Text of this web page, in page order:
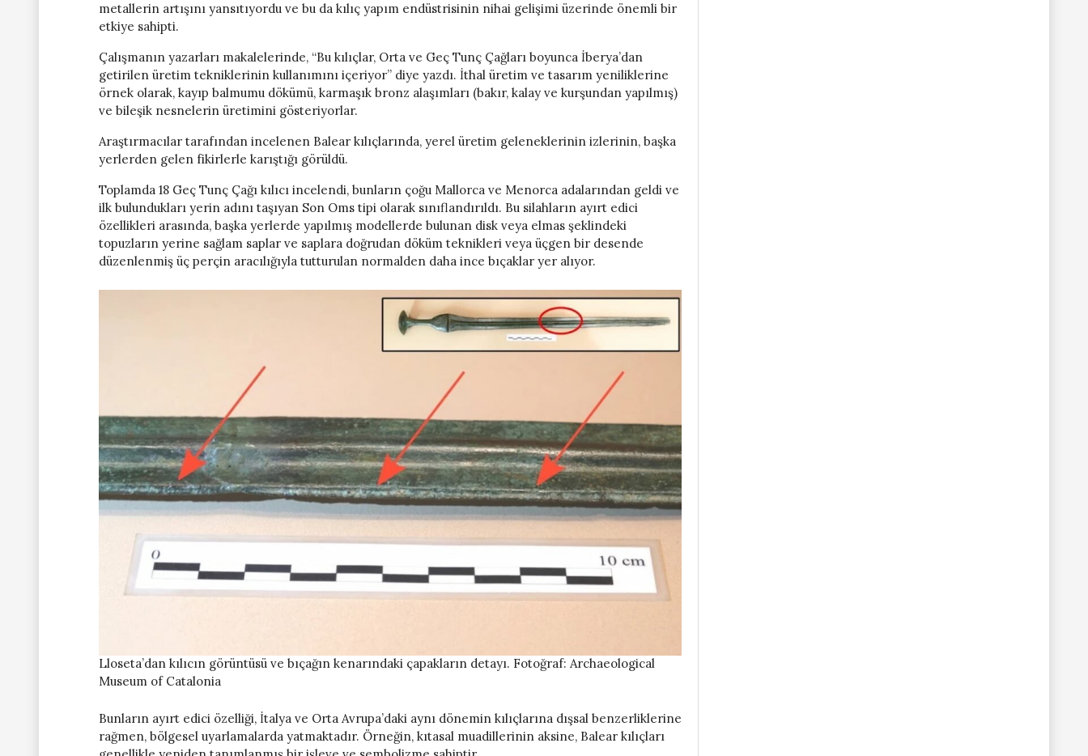
metallerin artışını yansıtıyordu ve bu da kılıç yapım endüstrisinin nihai gelişimi üzerinde önemli bir
etkiye sahipti.
Çalışmanın yazarları makalelerinde, “Bu kılıçlar, Orta ve Geç Tunç Çağları boyunca İberya’dan
getirilen üretim tekniklerinin kullanımını içeriyor” diye yazdı. İthal üretim ve tasarım yeniliklerine
örnek olarak, kayıp balmumu dökümü, karmaşık bronz alaşımları (bakır, kalay ve kurşundan yapılmış)
ve bileşik nesnelerin üretimini gösteriyorlar.
Araştırmacılar tarafından incelenen Balear kılıçlarında, yerel üretim geleneklerinin izlerinin, başka
yerlerden gelen fikirlerle karıştığı görüldü.
Toplamda 18 Geç Tunç Çağı kılıcı incelendi, bunların çoğu Mallorca ve Menorca adalarından geldi ve
ilk bulundukları yerin adını taşıyan Son Oms tipi olarak sınıflandırıldı. Bu silahların ayırt edici
özellikleri arasında, başka yerlerde yapılmış modellerde bulunan disk veya elmas şeklindeki
topuzların yerine sağlam saplar ve saplara doğrudan döküm teknikleri veya üçgen bir desende
düzenlenmiş üç perçin aracılığıyla tutturulan normalden daha ince bıçaklar yer alıyor.
Lloseta’dan kılıcın görüntüsü ve bıçağın kenarındaki çapakların detayı. Fotoğraf: Archaeological
Museum of Catalonia
Bunların ayırt edici özelliği, İtalya ve Orta Avrupa’daki aynı dönemin kılıçlarına dışsal benzerliklerine
rağmen, bölgesel uyarlamalarda yatmaktadır. Örneğin, kıtasal muadillerinin aksine, Balear kılıçları